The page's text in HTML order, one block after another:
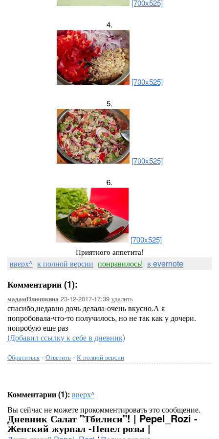
[700x525]
4.
[700x525]
5.
[700x525]
6.
[700x525]
Приятного аппетита!
вверх^ к полной версии понравилось! в evernote
Комментарии (1):
мадамПлюшкина 23-12-2017-17:39 удалить
спасибо,недавно дочь делала-очень вкусно.А я
попробовала-что-то получилось, но не так как у дочери.
попробую еще раз
(Добавил ссылку к себе в дневник)
Обратиться - Ответить - К полной версии
Комментарии (1): вверх^
Вы сейчас не можете прокомментировать это сообщение.
Дневник Салат "Тбилиси"! | Pepel_Rozi -
Женский журнал -Пепел розы |